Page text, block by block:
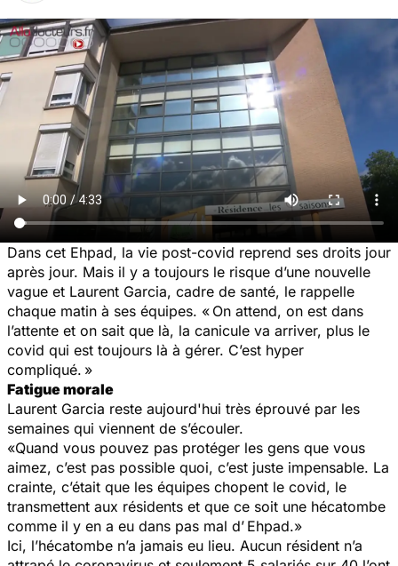
Dans cet Ehpad, la vie post-covid reprend ses droits jour
après jour. Mais il y a toujours le risque d’une nouvelle
vague et Laurent Garcia, cadre de santé, le rappelle
chaque matin à ses équipes. « On attend, on est dans
l’attente et on sait que là, la canicule va arriver, plus le
covid qui est toujours là à gérer. C’est hyper
compliqué. »
Fatigue morale
Laurent Garcia reste aujourd'hui très éprouvé par les
semaines qui viennent de s’écouler.
«Quand vous pouvez pas protéger les gens que vous
aimez, c’est pas possible quoi, c’est juste impensable. La
crainte, c’était que les équipes chopent le covid, le
transmettent aux résidents et que ce soit une hécatombe
comme il y en a eu dans pas mal d’ Ehpad.»
Ici, l’hécatombe n’a jamais eu lieu. Aucun résident n’a